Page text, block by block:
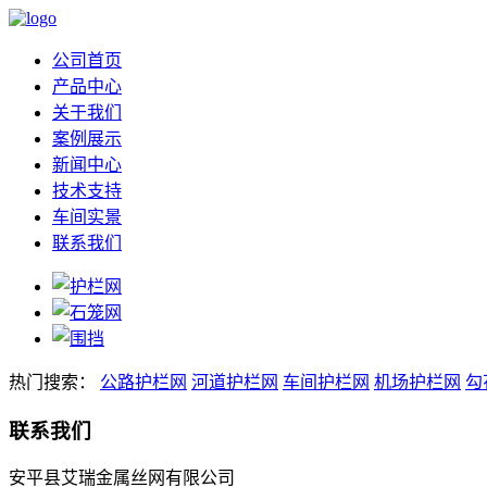
公司首页
产品中心
关于我们
案例展示
新闻中心
技术支持
车间实景
联系我们
热门搜索： 公路护栏网 河道护栏网 车间护栏网 机场护栏网 勾
联系我们
安平县艾瑞金属丝网有限公司